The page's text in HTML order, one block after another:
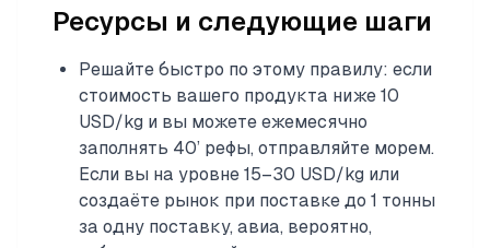
Ресурсы и следующие шаги
Решайте быстро по этому правилу: если
стоимость вашего продукта ниже 10
USD/kg и вы можете ежемесячно
заполнять 40’ рефы, отправляйте морем.
Если вы на уровне 15–30 USD/kg или
создаёте рынок при поставке до 1 тонны
за одну поставку, авиа, вероятно,